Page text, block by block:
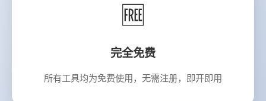
🆓
完全免费
所有工具均为免费使用，无需注册，即开即用